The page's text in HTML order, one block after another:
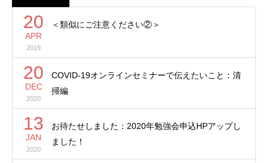
20
APR
2019
＜類似にご注意ください②＞
20
DEC
2020
COVID-19オンラインセミナーで伝えたいこと：清
掃編
13
JAN
2020
お待たせしました：2020年勉強会申込HPアップし
ました！